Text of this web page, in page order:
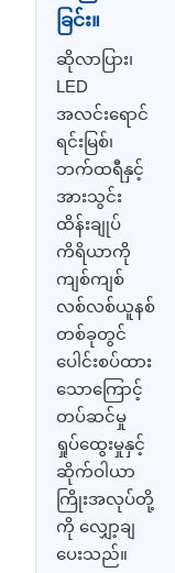
ခြင်း။
ဆိုလာပြား၊
LED
အလင်းရောင်
ရင်းမြစ်၊
ဘက်ထရီနှင့်
အားသွင်း
ထိန်းချုပ်
ကိရိယာကို
ကျစ်ကျစ်
လစ်လစ်ယူနစ်
တစ်ခုတွင်
ပေါင်းစပ်ထား
သောကြောင့်
တပ်ဆင်မှု
ရှုပ်ထွေးမှုနှင့်
ဆိုက်ဝါယာ
ကြိုးအလုပ်တို့
ကို လျှော့ချ
ပေးသည်။